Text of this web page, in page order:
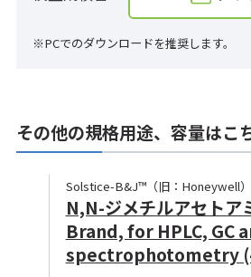
※PCでのダウンロードを推奨します。
その他の規格用途、容量はこ
Solstice-B&J™（旧：Honeywell）
N,N-ジメチルアセトア
Brand, for HPLC, GC
spectrophotometry